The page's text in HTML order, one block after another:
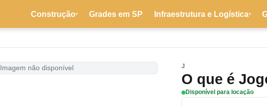
Construção▾ Grades em SP Infraestrutura e Logística▾
Imagem não disponível J
O que é
Disponível para locação